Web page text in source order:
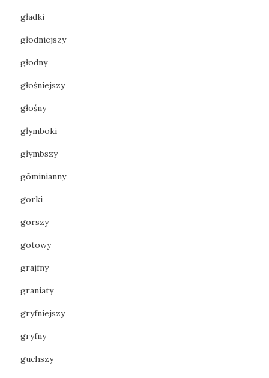
gładki
głodniejszy
głodny
głośniejszy
głośny
głymboki
głymbszy
gōminianny
gorki
gorszy
gotowy
grajfny
graniaty
gryfniejszy
gryfny
guchszy